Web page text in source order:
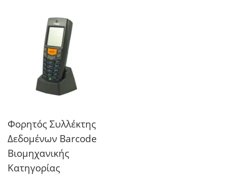
Φορητός Συλλέκτης
Δεδομένων Barcode
Βιομηχανικής
Κατηγορίας